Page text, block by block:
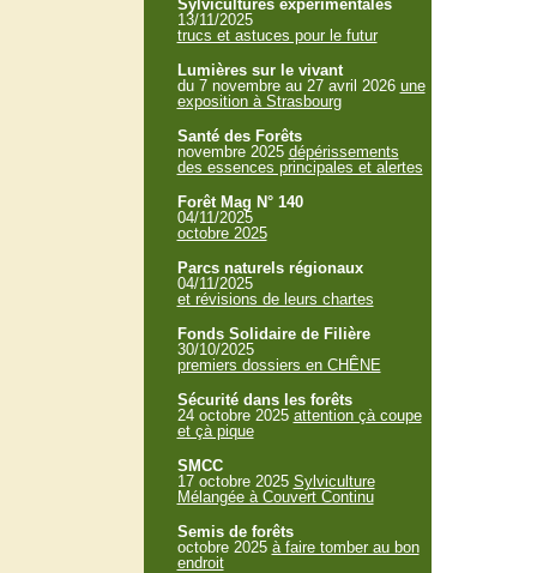
Sylvicultures expérimentales
13/11/2025
trucs et astuces pour le futur
Lumières sur le vivant
du 7 novembre au 27 avril 2026 une
exposition à Strasbourg
Santé des Forêts
novembre 2025 dépérissements
des essences principales et alertes
Forêt Mag N° 140
04/11/2025
octobre 2025
Parcs naturels régionaux
04/11/2025
et révisions de leurs chartes
Fonds Solidaire de Filière
30/10/2025
premiers dossiers en CHÊNE
Sécurité dans les forêts
24 octobre 2025 attention çà coupe
et çà pique
SMCC
17 octobre 2025 Sylviculture
Mélangée à Couvert Continu
Semis de forêts
octobre 2025 à faire tomber au bon
endroit